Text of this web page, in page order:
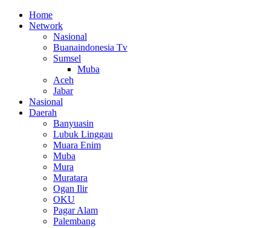
Home
Network
Nasional
Buanaindonesia Tv
Sumsel
Muba
Aceh
Jabar
Nasional
Daerah
Banyuasin
Lubuk Linggau
Muara Enim
Muba
Mura
Muratara
Ogan Ilir
OKU
Pagar Alam
Palembang